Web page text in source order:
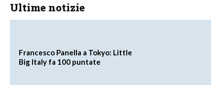
Ultime notizie
Francesco Panella a Tokyo: Little
Big Italy fa 100 puntate